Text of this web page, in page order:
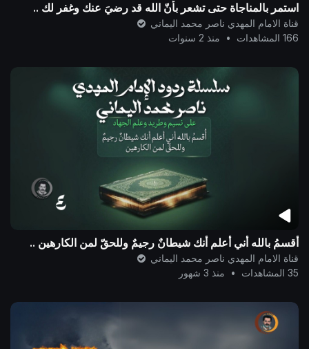
استمر بالمناجاة حتى تشعر بأنّ الله قد رضيَ عنك وغفر لك ..
قناة الامام المهدي ناصر محمد اليماني
166 المشاهدات
• منذ 2 سنوات
أُقسمُ بالله أني أعلم أنك شيطانٌ رجيمٌ وللحقّ لمن الكارهين ..
قناة الامام المهدي ناصر محمد اليماني
35 المشاهدات
• منذ 3 شهور